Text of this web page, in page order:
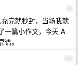
9
完就秒封，当场我就
一篇小作文，今天 A
。
10